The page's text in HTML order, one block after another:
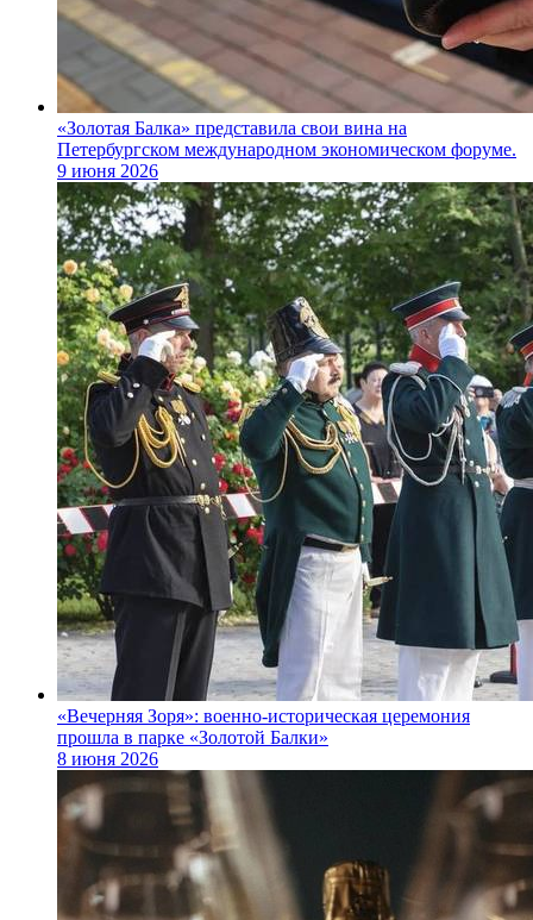
«Золотая Балка» представила свои вина на
Петербургском международном экономическом форуме.
9 июня 2026
«Вечерняя Зоря»: военно‑историческая церемония
прошла в парке «Золотой Балки»
8 июня 2026